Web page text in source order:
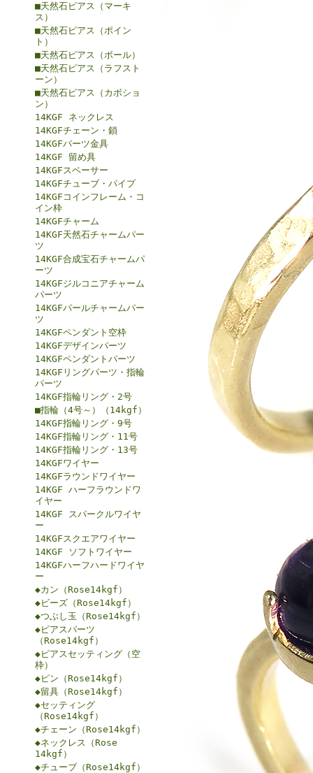
■天然石ピアス（マーキ
ス）
■天然石ピアス（ポイン
ト）
■天然石ピアス（ボール）
■天然石ピアス（ラフスト
ーン）
■天然石ピアス（カボショ
ン）
14KGF ネックレス
14KGFチェーン・鎖
14KGFパーツ金具
14KGF 留め具
14KGFスペーサー
14KGFチューブ・パイプ
14KGFコインフレーム・コ
イン枠
14KGFチャーム
14KGF天然石チャームパー
ツ
14KGF合成宝石チャームパ
ーツ
14KGFジルコニアチャーム
パーツ
14KGFパールチャームパー
ツ
14KGFペンダント空枠
14KGFデザインパーツ
14KGFペンダントパーツ
14KGFリングパーツ・指輪
パーツ
14KGF指輪リング・2号
■指輪（4号～）（14kgf）
14KGF指輪リング・9号
14KGF指輪リング・11号
14KGF指輪リング・13号
14KGFワイヤー
14KGFラウンドワイヤー
14KGF ハーフラウンドワ
イヤー
14KGF スパークルワイヤ
ー
14KGFスクエアワイヤー
14KGF ソフトワイヤー
14KGFハーフハードワイヤ
ー
◆カン（Rose14kgf）
◆ビーズ（Rose14kgf）
◆つぶし玉（Rose14kgf）
◆ピアスパーツ
（Rose14kgf）
◆ピアスセッティング（空
枠）
◆ピン（Rose14kgf）
◆留具（Rose14kgf）
◆セッティング
（Rose14kgf）
◆チェーン（Rose14kgf）
◆ネックレス（Rose
14kgf）
◆チューブ（Rose14kgf）